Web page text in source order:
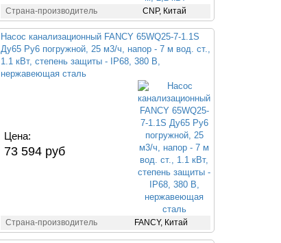
Страна-производитель CNP, Китай
Насос канализационный FANCY 65WQ25-7-1.1S
Ду65 Ру6 погружной, 25 м3/ч, напор - 7 м вод. ст.,
1.1 кВт, степень защиты - IP68, 380 В,
нержавеющая сталь
Цена:
73 594 руб
Страна-производитель FANCY, Китай